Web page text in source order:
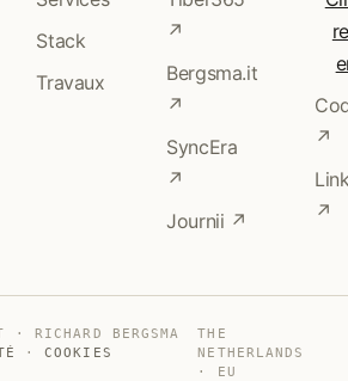
Stack
Travaux
↗
Bergsma.it
↗
SyncEra
↗
Journii ↗
↗
↗
RICHARD BERGSMA
·COOKIES
THE
NETHERLANDS
· EU